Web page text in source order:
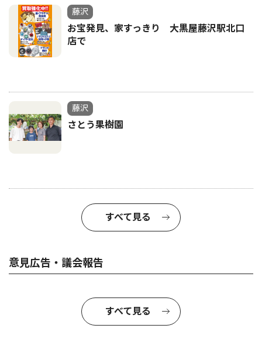
藤沢
お宝発見、家すっきり 大黒屋藤沢駅北口
店で
藤沢
さとう果樹園
すべて見る
意見広告・議会報告
すべて見る